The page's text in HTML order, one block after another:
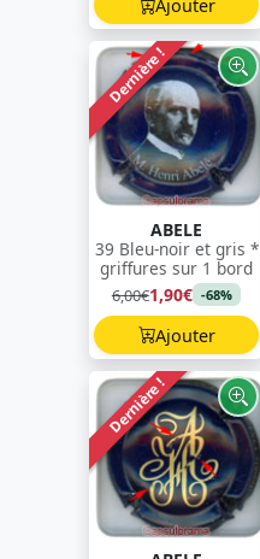
Ajouter
Dernière !
ABELE
39 Bleu-noir et gris *
griffures sur 1 bord
6,00€1,90€ -68%
Ajouter
Dernière !